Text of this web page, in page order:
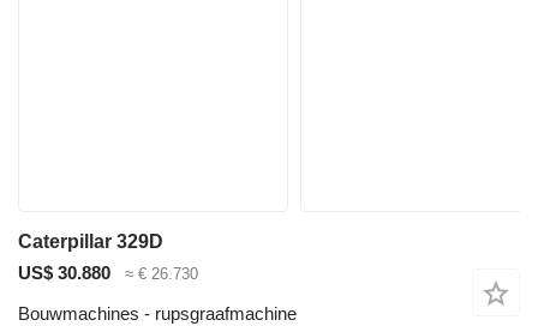
Caterpillar 329D
US$ 30.880
≈ € 26.730
Bouwmachines - rupsgraafmachine